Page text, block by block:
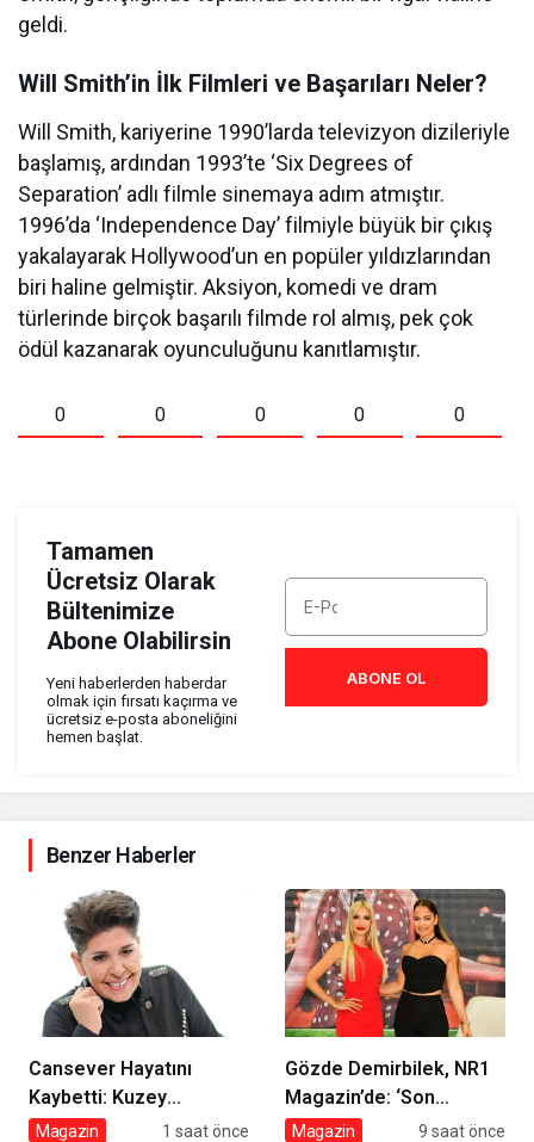
geldi.
Will Smith’in İlk Filmleri ve Başarıları Neler?
Will Smith, kariyerine 1990’larda televizyon dizileriyle
başlamış, ardından 1993’te ‘Six Degrees of
Separation’ adlı filmle sinemaya adım atmıştır.
1996’da ‘Independence Day’ filmiyle büyük bir çıkış
yakalayarak Hollywood’un en popüler yıldızlarından
biri haline gelmiştir. Aksiyon, komedi ve dram
türlerinde birçok başarılı filmde rol almış, pek çok
ödül kazanarak oyunculuğunu kanıtlamıştır.
0 0 0 0 0
Tamamen
Ücretsiz Olarak
Bültenimize
Abone Olabilirsin
Yeni haberlerden haberdar
olmak için fırsatı kaçırma ve
ücretsiz e-posta aboneliğini
hemen başlat.
ABONE OL
Benzer Haberler
Cansever Hayatını
Kaybetti: Kuzey
Makedonya’da Toprağa
Magazin 1 saat önce
Gözde Demirbilek, NR1
Magazin’de: ‘Son
assolist olarak var
Magazin 9 saat önce